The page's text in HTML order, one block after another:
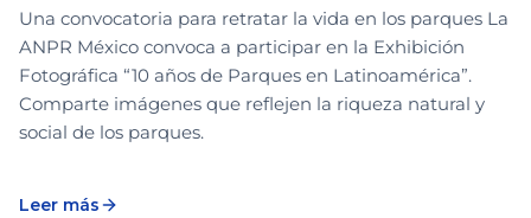
Una convocatoria para retratar la vida en los parques La
ANPR México convoca a participar en la Exhibición
Fotográfica “10 años de Parques en Latinoamérica”.
Comparte imágenes que reflejen la riqueza natural y
social de los parques.
Leer más